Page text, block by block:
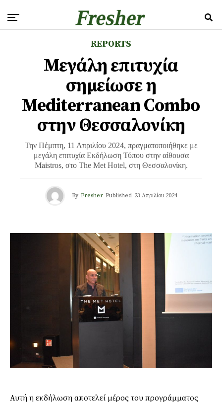
REPORTS
Μεγάλη επιτυχία
σημείωσε η
Mediterranean Combo
στην Θεσσαλονίκη
Την Πέμπτη, 11 Απριλίου 2024, πραγματοποιήθηκε με
μεγάλη επιτυχία Εκδήλωση Τύπου στην αίθουσα
Maistros, στο The Met Hotel, στη Θεσσαλονίκη.
By Fresher Published 23 Απριλίου 2024
Αυτή η εκδήλωση αποτελεί μέρος του προγράμματος